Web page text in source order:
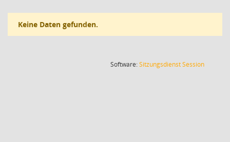
Keine Daten gefunden.
Software:SitzungsdienstSession(Wird in